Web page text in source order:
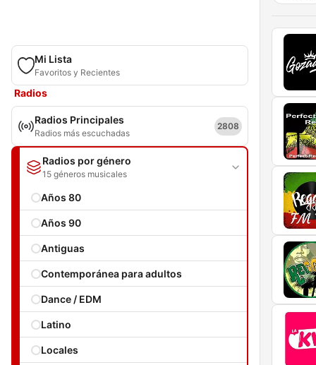
Mi Lista
Favoritos y Recientes
Radios
Radios Principales
Radios más escuchadas
2808
Radios por género
15 géneros musicales
Años 80
Años 90
Antiguas
Contemporánea para adultos
Dance / EDM
Latino
Locales